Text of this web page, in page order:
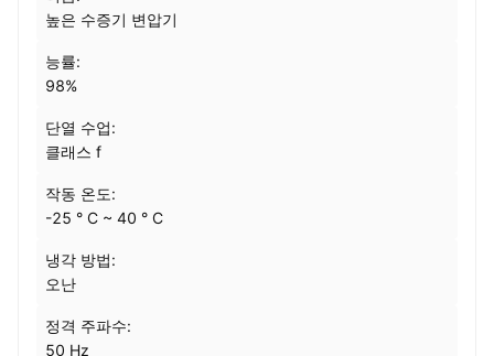
높은 수증기 변압기
능률:
98%
단열 수업:
클래스 f
작동 온도:
-25 ° C ~ 40 ° C
냉각 방법:
오난
정격 주파수:
50 Hz